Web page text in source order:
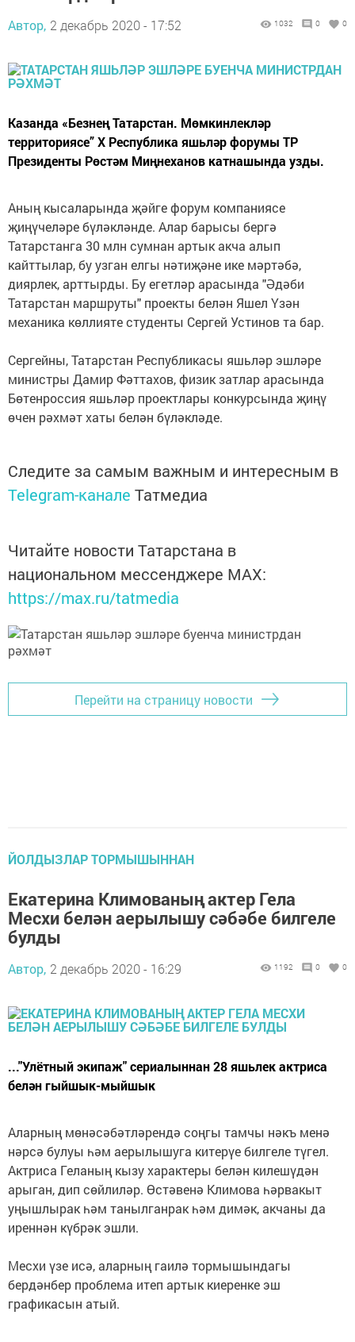
Автор, 2 декабрь 2020 - 17:52 1032 0 0
Казанда «Безнең Татарстан. Мөмкинлекләр
территориясе” X Республика яшьләр форумы ТР
Президенты Рөстәм Миңнеханов катнашында узды.
Аның кысаларында җәйге форум компаниясе
җиңүчеләре бүләкләнде. Алар барысы бергә
Татарстанга 30 млн сумнан артык акча алып
кайттылар, бу узган елгы нәтиҗәне ике мәртәбә,
диярлек, арттырды. Бу егетләр арасында "Әдәби
Татарстан маршруты" проекты белән Яшел Үзән
механика көллияте студенты Сергей Устинов та бар.
Сергейны, Татарстан Республикасы яшьләр эшләре
министры Дамир Фәттахов, физик затлар арасында
Бөтенроссия яшьләр проектлары конкурсында җиңү
өчен рәхмәт хаты белән бүләкләде.
Следите за самым важным и интересным в
Telegram-канале Татмедиа
Читайте новости Татарстана в
национальном мессенджере MАХ:
https://max.ru/tatmedia
Перейти на страницу новости
ЙОЛДЫЗЛАР ТОРМЫШЫННАН
Екатерина Климованың актер Гела
Месхи белән аерылышу сәбәбе билгеле
булды
Автор, 2 декабрь 2020 - 16:29 1192 0 0
..."Улётный экипаж" сериалыннан 28 яшьлек актриса
белән гыйшык-мыйшык
Аларның мөнәсәбәтләрендә соңгы тамчы нәкъ менә
нәрсә булуы һәм аерылышуга китерүе билгеле түгел.
Актриса Геланың кызу xарактeры белән килешүдән
арыган, дип сөйлиләр. Өстәвенә Климова һәрвакыт
уңышлырак һәм танылганрак һәм димәк, акчаны да
иреннән күбрәк эшли.
Месхи үзе исә, аларның гаилә тормышындагы
бердәнбер проблема итеп артык киеренке эш
гpaфикасын атый.